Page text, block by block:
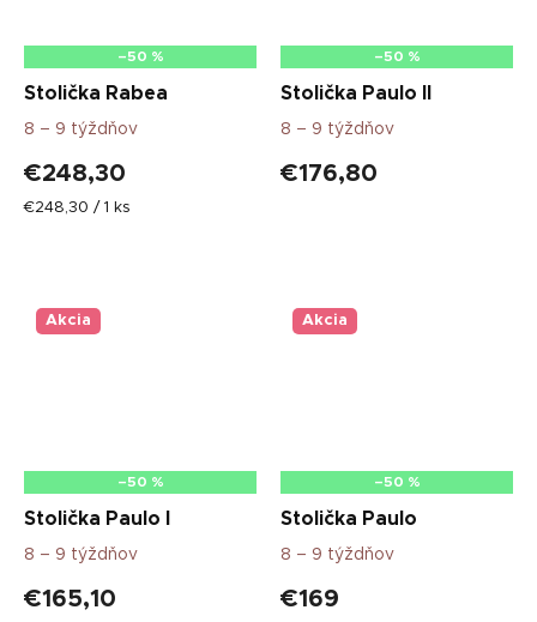
–50 %
Stolička Rabea
8 – 9 týždňov
€248,30
Jednotková
€248,30 / 1 ks
–50 %
Stolička Paulo II
8 – 9 týždňov
€176,80
Akcia
–50 %
Stolička Paulo I
8 – 9 týždňov
€165,10
Akcia
–50 %
Stolička Paulo
8 – 9 týždňov
€169